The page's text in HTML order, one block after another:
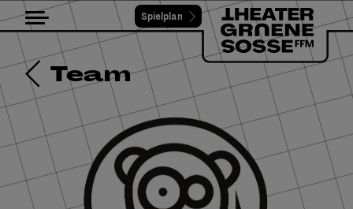
Toggle navigationSpielplan
Team